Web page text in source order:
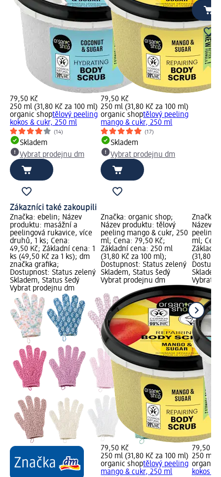
79,50 Kč
250 ml (31,80 Kč za 100 ml)
organic shoptělový peeling
kokos & cukr, 250 ml
(14)
Skladem
Vybrat prodejnu dm
79,50 Kč
250 ml (31,80 Kč za 100 ml)
organic shoptělový peeling
mango & cukr, 250 ml
(17)
Skladem
Vybrat prodejnu dm
Zákazníci také zakoupili
Značka: ebelin; Název
produktu: masážní a
peelingová rukavice, více
druhů, 1 ks; Cena:
49,50 Kč; Základní cena: 1
ks (49,50 Kč za 1 ks); dm
značka grafika;
Dostupnost: Status zelený
Skladem, Status šedý
Vybrat prodejnu dm
Značka: organic shop;
Název produktu: tělový
peeling mango & cukr, 250
ml; Cena: 79,50 Kč;
Základní cena: 250 ml
(31,80 Kč za 100 ml);
Dostupnost: Status zelený
Skladem, Status šedý
Vybrat prodejnu dm
79,50 Kč
250 ml (31,80 Kč za 100 ml)
organic shoptělový peeling
mango & cukr, 250 ml
Značka:
Název
peeling
ml;
(31,80
Vybrat
79,50 Kč
250 ml
organic
kokos &